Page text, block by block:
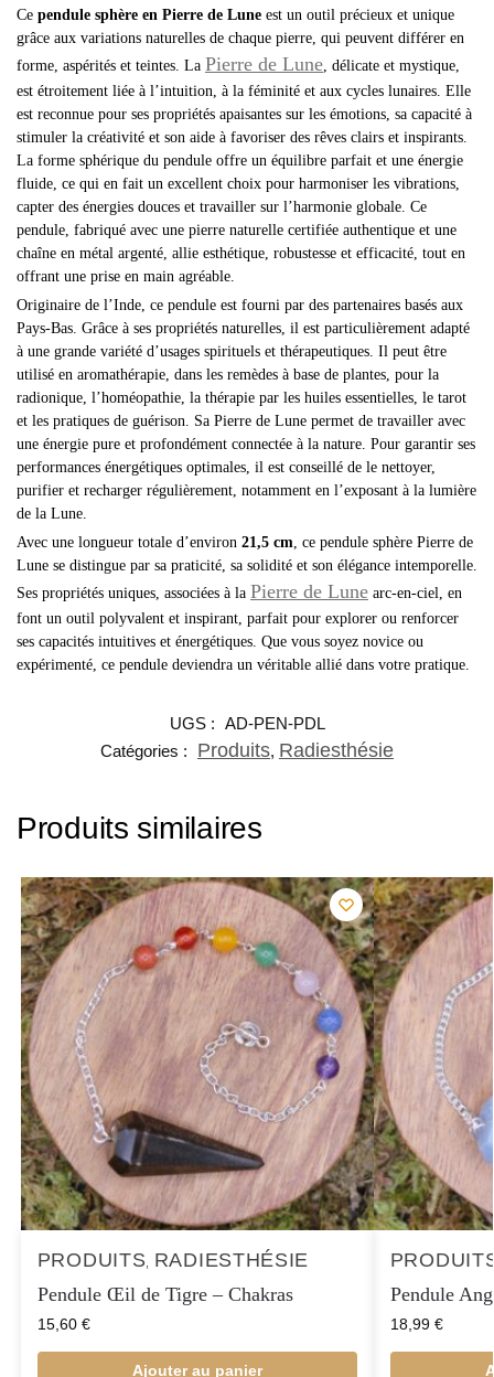
Ce pendule sphère en Pierre de Lune est un outil précieux et unique
grâce aux variations naturelles de chaque pierre, qui peuvent différer en
forme, aspérités et teintes. La Pierre de Lune, délicate et mystique,
est étroitement liée à l’intuition, à la féminité et aux cycles lunaires. Elle
est reconnue pour ses propriétés apaisantes sur les émotions, sa capacité à
stimuler la créativité et son aide à favoriser des rêves clairs et inspirants.
La forme sphérique du pendule offre un équilibre parfait et une énergie
fluide, ce qui en fait un excellent choix pour harmoniser les vibrations,
capter des énergies douces et travailler sur l’harmonie globale. Ce
pendule, fabriqué avec une pierre naturelle certifiée authentique et une
chaîne en métal argenté, allie esthétique, robustesse et efficacité, tout en
offrant une prise en main agréable.
Originaire de l’Inde, ce pendule est fourni par des partenaires basés aux
Pays-Bas. Grâce à ses propriétés naturelles, il est particulièrement adapté
à une grande variété d’usages spirituels et thérapeutiques. Il peut être
utilisé en aromathérapie, dans les remèdes à base de plantes, pour la
radionique, l’homéopathie, la thérapie par les huiles essentielles, le tarot
et les pratiques de guérison. Sa Pierre de Lune permet de travailler avec
une énergie pure et profondément connectée à la nature. Pour garantir ses
performances énergétiques optimales, il est conseillé de le nettoyer,
purifier et recharger régulièrement, notamment en l’exposant à la lumière
de la Lune.
Avec une longueur totale d’environ 21,5 cm, ce pendule sphère Pierre de
Lune se distingue par sa praticité, sa solidité et son élégance intemporelle.
Ses propriétés uniques, associées à la Pierre de Lune arc-en-ciel, en
font un outil polyvalent et inspirant, parfait pour explorer ou renforcer
ses capacités intuitives et énergétiques. Que vous soyez novice ou
expérimenté, ce pendule deviendra un véritable allié dans votre pratique.
UGS : AD-PEN-PDL
Catégories :
Produits, Radiesthésie
Produits similaires
PRODUITS RADIESTHÉSIE
Pendule Œil de Tigre – Chakras
15,60 €
Ajouter au panier
Pendule
18,99 €